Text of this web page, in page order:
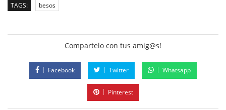
TAGS: besos
Compartelo con tus amig@s!
Facebook Twitter Whatsapp
Pinterest